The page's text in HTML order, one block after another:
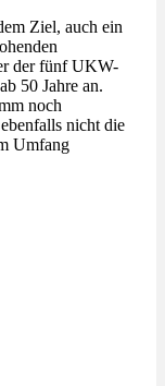
Ziel, auch ein
der fünf UKW-
50 Jahre an.
noch
nicht die
Umfang